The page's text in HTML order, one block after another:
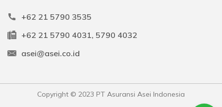
+62 21 5790 3535
+62 21 5790 4031, 5790 4032
asei@asei.co.id
Copyright © 2023 PT Asuransi Asei Indonesia